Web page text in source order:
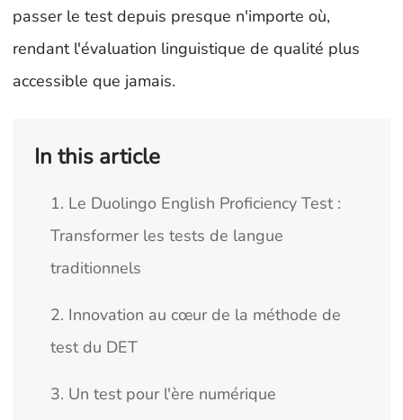
passer le test depuis presque n'importe où,
rendant l'évaluation linguistique de qualité plus
accessible que jamais.
In this article
1. Le Duolingo English Proficiency Test :
Transformer les tests de langue
traditionnels
2. Innovation au cœur de la méthode de
test du DET
3. Un test pour l'ère numérique